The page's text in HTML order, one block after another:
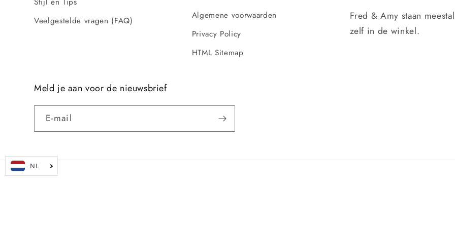
Veelgestelde vragen (FAQ)
Algemene voorwaarden
Privacy Policy
HTML Sitemap
Fred & Amy staan
zelf in de winkel.
Meld je aan voor de nieuwsbrief
E‑mail